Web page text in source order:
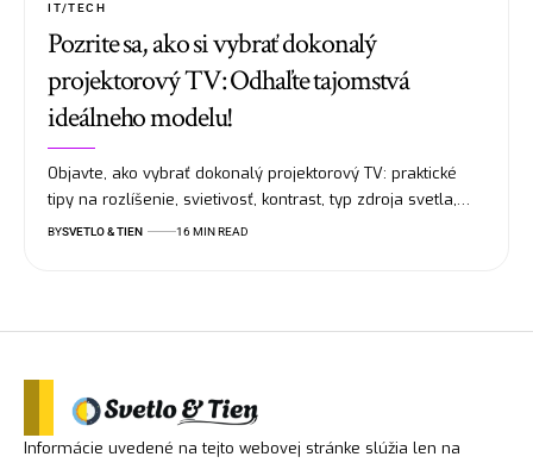
IT/TECH
Pozrite sa, ako si vybrať dokonalý
projektorový TV: Odhaľte tajomstvá
ideálneho modelu!
Objavte, ako vybrať dokonalý projektorový TV: praktické
tipy na rozlíšenie, svietivosť, kontrast, typ zdroja svetla,…
BYSVETLO & TIEN 16 MIN READ
Informácie uvedené na tejto webovej stránke slúžia len na